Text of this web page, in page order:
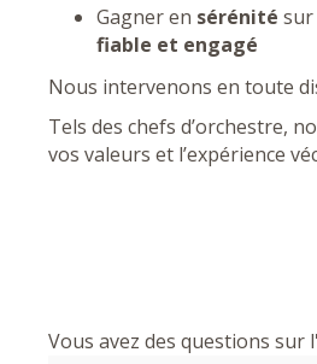
Gagner en sérénité sur
fiable et engagé
Nous intervenons en toute
Tels des chefs d’orchestre,
vos valeurs et l’expérience
Vous avez des questions